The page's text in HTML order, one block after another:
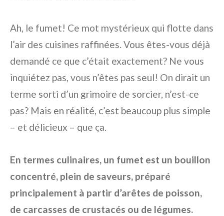
Ah, le fumet! Ce mot mystérieux qui flotte dans
l’air des cuisines raffinées. Vous êtes-vous déjà
demandé ce que c’était exactement? Ne vous
inquiétez pas, vous n’êtes pas seul! On dirait un
terme sorti d’un grimoire de sorcier, n’est-ce
pas? Mais en réalité, c’est beaucoup plus simple
– et délicieux – que ça.
En termes culinaires, un fumet est un bouillon
concentré, plein de saveurs, préparé
principalement à partir d’arêtes de poisson,
de carcasses de crustacés ou de légumes.